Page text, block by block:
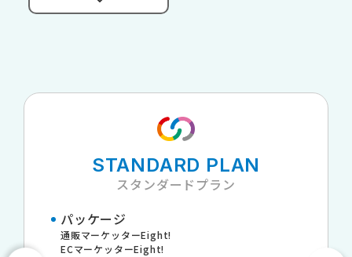
STANDARD PLAN
スタンダードプラン
パッケージ
通販マーケッターEight!
ECマーケッターEight!